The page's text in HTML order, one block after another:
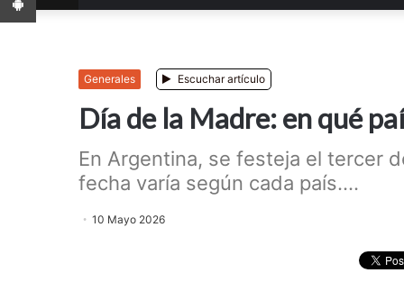
Generales Escuchar artículo
Día de la Madre: en qué
En Argentina, se festeja el tercer
fecha varía según cada país....
10 Mayo 2026